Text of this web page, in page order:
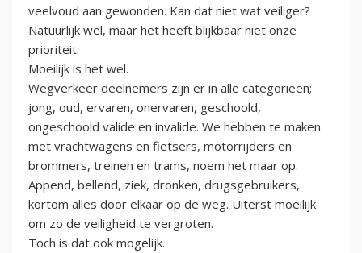
veelvoud aan gewonden. Kan dat niet wat veiliger?
Natuurlijk wel, maar het heeft blijkbaar niet onze
prioriteit.
Moeilijk is het wel.
Wegverkeer deelnemers zijn er in alle categorieën;
jong, oud, ervaren, onervaren, geschoold,
ongeschoold valide en invalide. We hebben te maken
met vrachtwagens en fietsers, motorrijders en
brommers, treinen en trams, noem het maar op.
Append, bellend, ziek, dronken, drugsgebruikers,
kortom alles door elkaar op de weg. Uiterst moeilijk
om zo de veiligheid te vergroten.
Toch is dat ook mogelijk.